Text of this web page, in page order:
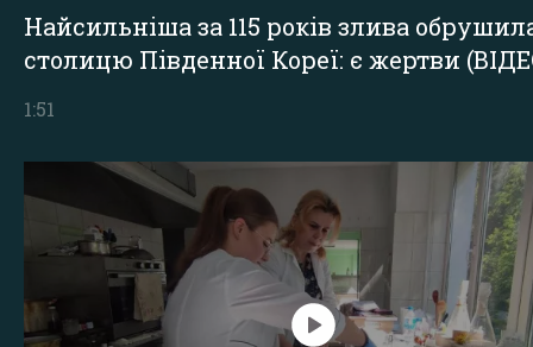
Найсильніша за 115 років злива
столицю Південної Кореї: є жертви
1:51